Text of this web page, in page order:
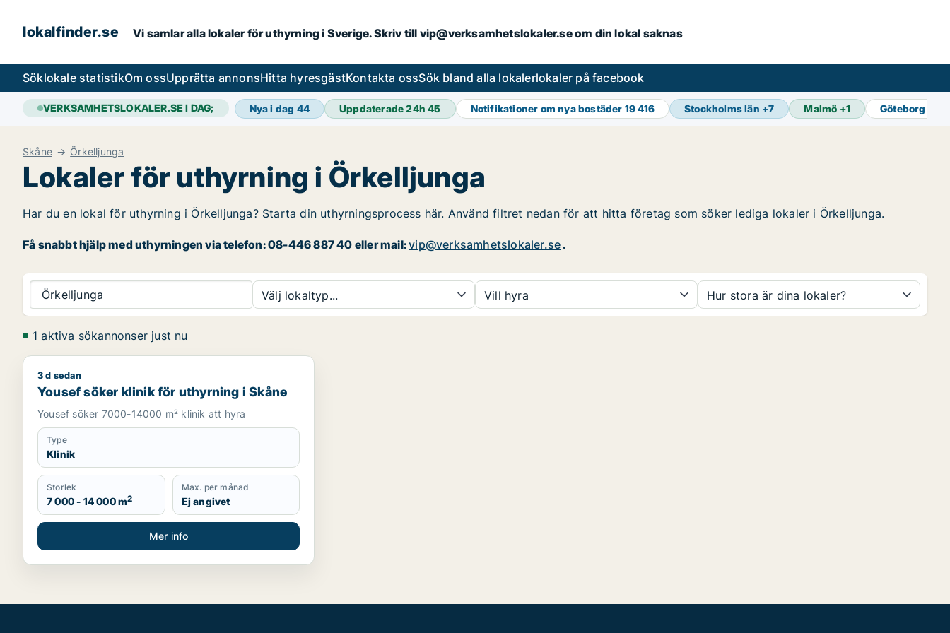
lokalfinder.se Vi samlar alla lokaler för uthyrning i Sverige. Skriv till vip@verksamhetslokaler.se om din lokal saknas
Söklokale statistikOm ossUpprätta annonsHitta hyresgästKontakta ossSök bland alla lokalerlokaler på facebook
VERKSAMHETSLOKALER.SE I DAG; Nya i dag 44 Uppdaterade 24h45 Notifikationer om nya bostäder 19 416 Stockholms län +7 Malmö +1 Göteborg
Skåne Örkelljunga
Lokaler för uthyrning i Örkelljunga
Har du en lokal för uthyrning i Örkelljunga? Starta din uthyrningsprocess här. Använd filtret nedan för att hitta företag som söker lediga lokaler i Örkelljunga.
Få snabbt hjälp med uthyrningen via telefon: 08-446 887 40 eller mail:vip@verksamhetslokaler.se.
Örkelljunga Välj lokaltyp... Vill hyra Hur stora är dina lokaler?
1 aktiva sökannonser just nu
Yousef söker klinik för uthyrning i Skåne
3 d sedan
Yousef söker klinik för uthyrning i Skåne
Yousef söker 7000-14000 m² klinik att hyra
Type
Klinik
Storlek
7 000 - 14 000 m2
Max. per månad
Ej angivet
Mer info